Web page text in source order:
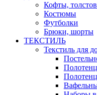
Кофты,
Костюмы
Футболки
Брюки, шорты
ТЕКСТИЛЬ
Текстиль для